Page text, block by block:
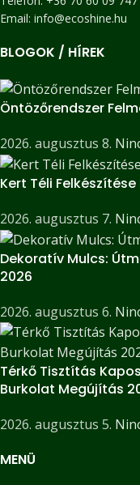
Email: info@ecoshine.hu
BLOGOK / HÍREK
Öntözőrendszer
2026. augusztus 8.
Kert Téli
2026. augusztus 7.
Dekoratív Mulcs:
2026
2026. augusztus 6.
Térkő Tisztítás
Burkolat Megújítás
2026. augusztus 5.
MENÜ